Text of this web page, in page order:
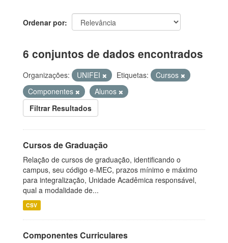
Ordenar por
6 conjuntos de dados encontrados
Organizações: UNIFEI Etiquetas:
Cursos
Componentes
Alunos
Filtrar Resultados
Cursos de Graduação
Relação de cursos de graduação, identificando o
campus, seu código e-MEC, prazos mínimo e máximo
para integralização, Unidade Acadêmica responsável,
qual a modalidade de...
CSV
Componentes Curriculares